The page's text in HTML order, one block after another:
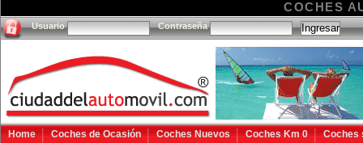
COCHES
Usuario Contraseña
Home Coches de Ocasión Coches Nuevos Coches Km 0 Coches